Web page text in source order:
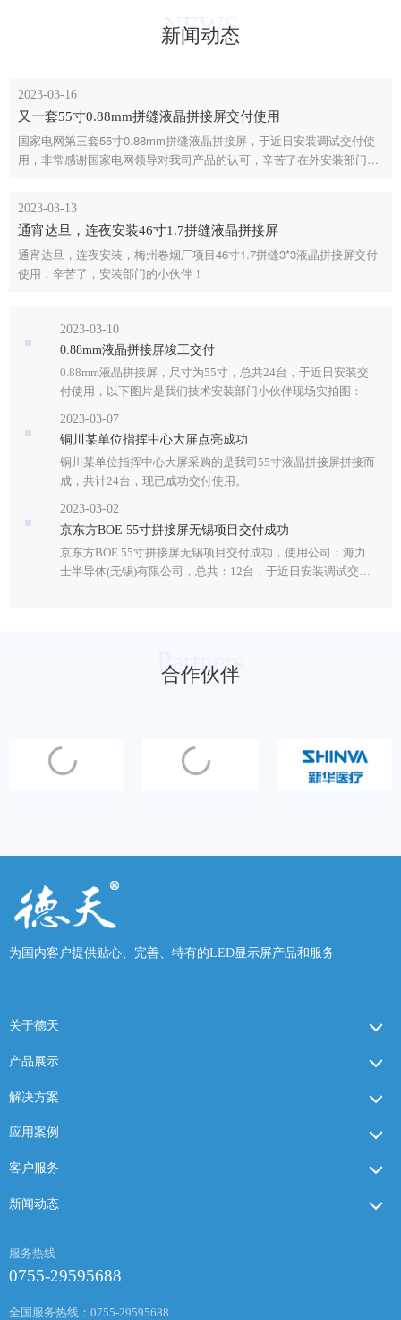
NEWS
新闻动态
2023-03-16
又一套55寸0.88mm拼缝液晶拼接屏交付使用
国家电网第三套55寸0.88mm拼缝液晶拼接屏，于近日安装调试交付使
用，非常感谢国家电网领导对我司产品的认可，辛苦了在外安装部门的
2023-03-13
通宵达旦，连夜安装46寸1.7拼缝液晶拼接屏
通宵达旦，连夜安装，梅州卷烟厂项目46寸1.7拼缝3*3液晶拼接屏交付
使用，辛苦了，安装部门的小伙伴！
2023-03-10
0.88mm液晶拼接屏竣工交付
0.88mm液晶拼接屏，尺寸为55寸，总共24台，于近日安装交
付使用，以下图片是我们技术安装部门小伙伴现场实拍图：
2023-03-07
铜川某单位指挥中心大屏点亮成功
铜川某单位指挥中心大屏采购的是我司55寸液晶拼接屏拼接而
成，共计24台，现已成功交付使用。
2023-03-02
京东方BOE 55寸拼接屏无锡项目交付成功
京东方BOE 55寸拼接屏无锡项目交付成功，使用公司：海力
士半导体(无锡)有限公司，总共：12台，于近日安装调试交付
Partners
合作伙伴
为国内客户提供贴心、完善、特有的LED显示屏产品和服务
关于德天
产品展示
解决方案
应用案例
客户服务
新闻动态
服务热线
0755-29595688
全国服务热线：0755-29595688